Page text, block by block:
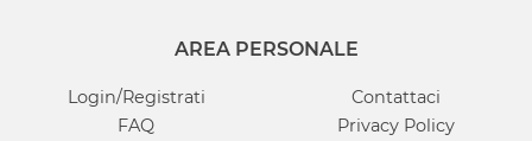
AREA PERSONALE
Login/Registrati
Contattaci
FAQ
Privacy Policy